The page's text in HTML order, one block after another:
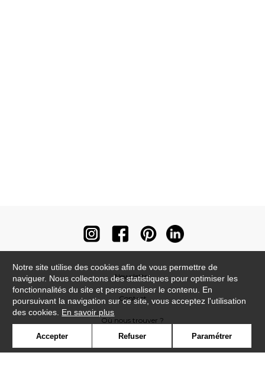
Newsletter
Contact
Où nous trouver ?
Notre site utilise des cookies afin de vous permettre de
naviguer. Nous collectons des statistiques pour optimiser les
fonctionnalités du site et personnaliser le contenu. En
poursuivant la navigation sur ce site, vous acceptez l'utilisation
des cookies. En savoir plus
Accepter Refuser Paramétrer